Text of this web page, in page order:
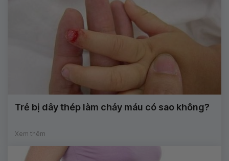
Trẻ bị dây thép làm chảy máu có sao không?
Xem thêm